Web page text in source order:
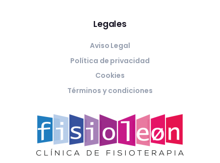
Legales
Aviso Legal
Política de privacidad
Cookies
Términos y condiciones